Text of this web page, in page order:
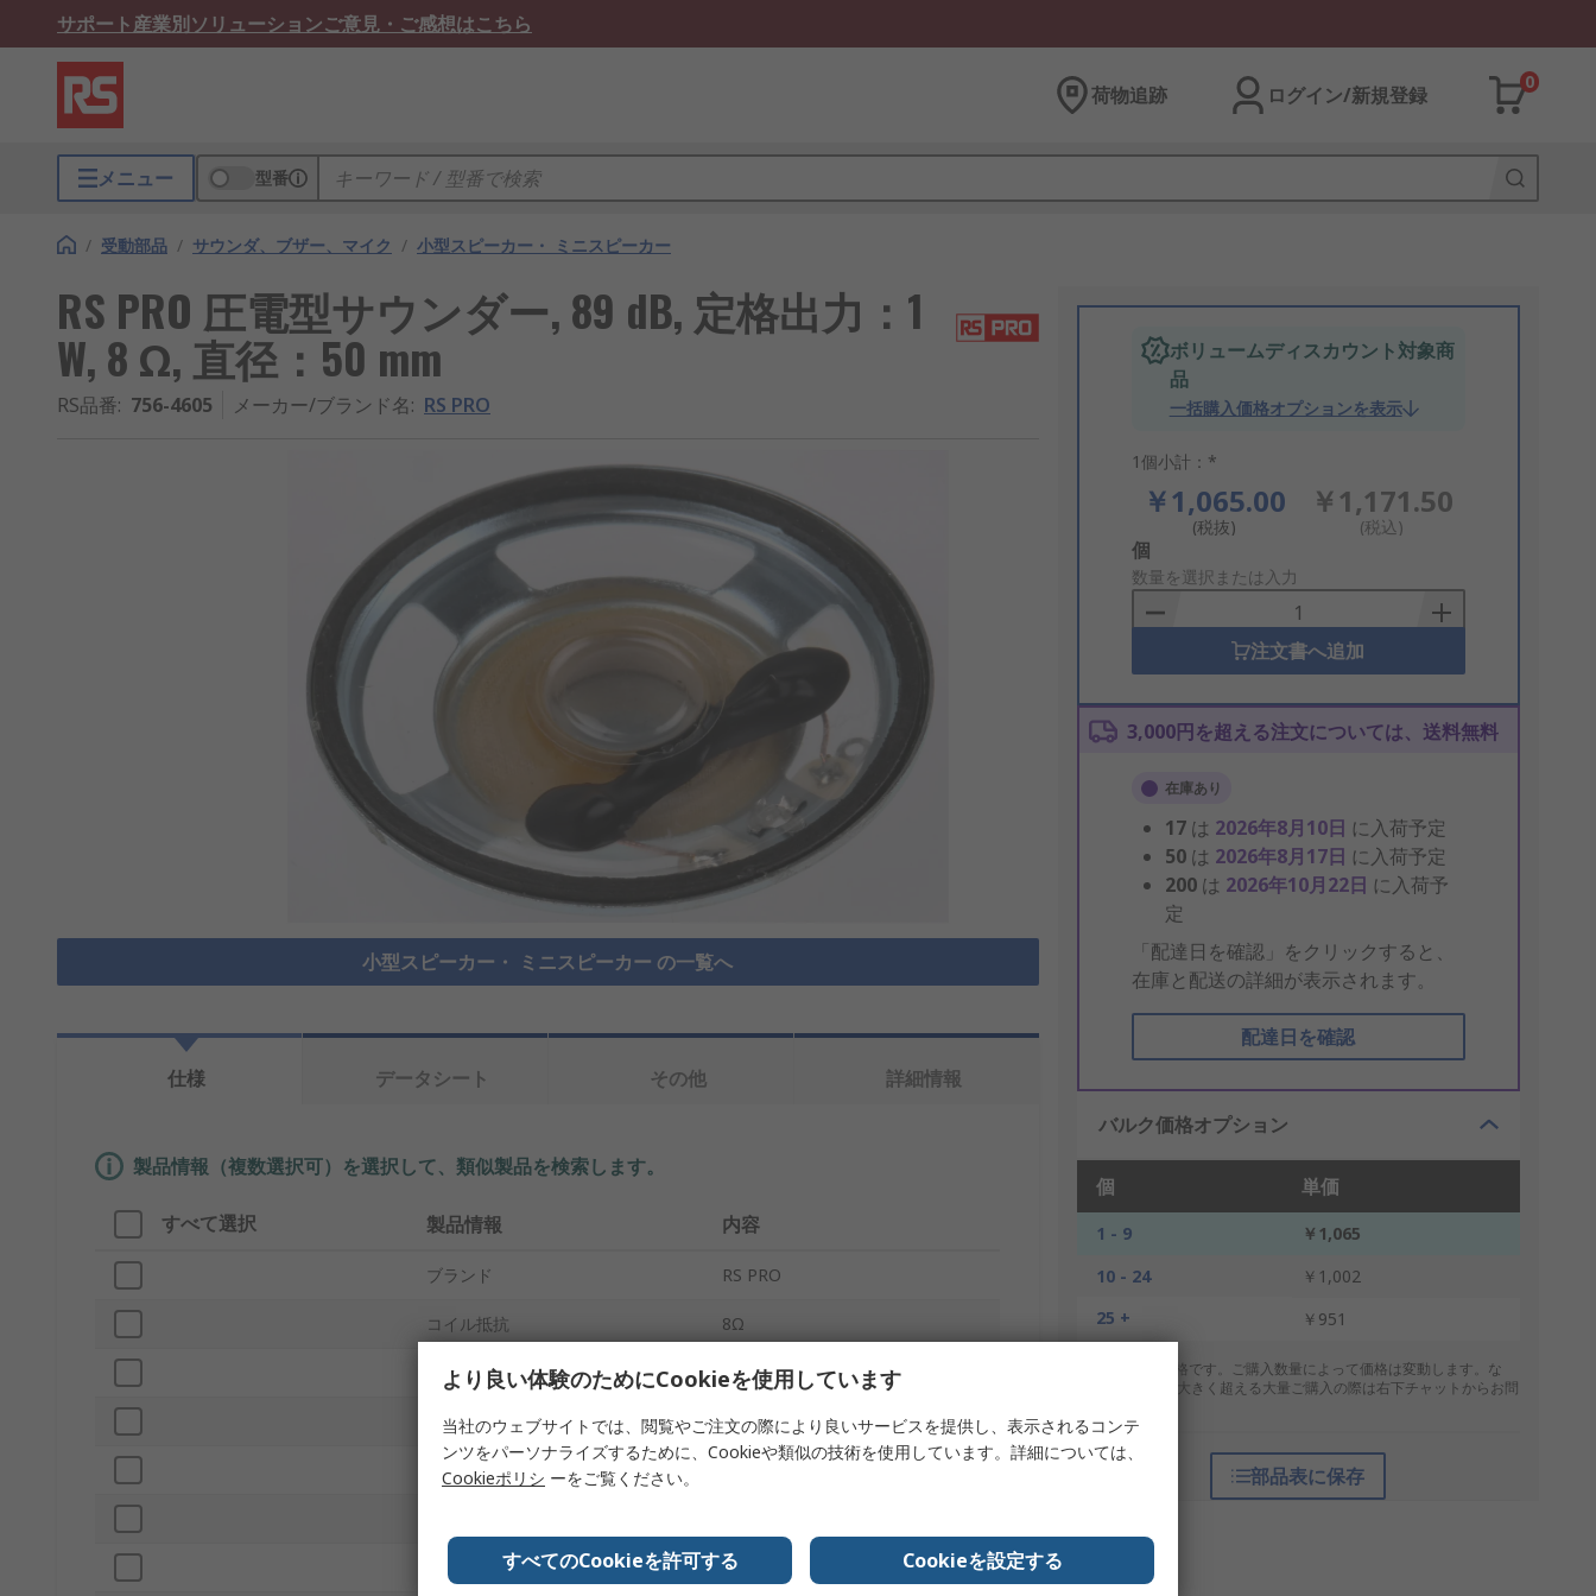
サポート産業別ソリューションご意見・ご感想はこちら
荷物追跡 ログイン/新規登録
0
メニュー 型番
/ 受動部品 / サウンダ、ブザー、マイク / 小型スピーカー・ ミニスピーカー
RS PRO 圧電型サウンダー, 89 dB, 定格出力：1
W, 8 Ω, 直径：50 mm
RS品番: 756-4605 メーカー/ブランド名: RS PRO
小型スピーカー・ ミニスピーカー の一覧へ
ボリュームディスカウント対象商
品
一括購入価格オプションを表示
1個小計：*
￥1,065.00
(税抜)
￥1,171.50
(税込)
Add
to
Basket
個
数量を選択または入力
注文書へ追加
3,000円を超える注文については、送料無料
在庫あり
17 は 2026年8月10日 に入荷予定
50 は 2026年8月17日 に入荷予定
200 は 2026年10月22日 に入荷予
定
「配達日を確認」をクリックすると、
在庫と配送の詳細が表示されます。
配達日を確認
バルク価格オプション
個 単価
1 - 9
￥1,065
10 - 24
￥1,002
25 +
￥951
* 表示は参考価格です。ご購入数量によって価格は変動します。な
お、上記数量を大きく超える大量ご購入の際は右下チャットからお問
部品表に保存
仕様 データシート その他 詳細情報
製品情報（複数選択可）を選択して、類似製品を検索します。
すべて選択 製品情報 内容
ブランド RS PRO
コイル抵抗 8Ω
プロダクトタイプ 圧電型サウンダー
サウンドレベル 89dB
サブタイプ
20000Hz
より良い体験のためにCookieを使用しています
当社のウェブサイトでは、閲覧やご注文の際により良いサービスを提供し、表示されるコンテ
ンツをパーソナライズするために、Cookieや類似の技術を使用しています。詳細については、
Cookieポリシ ーをご覧ください。
すべてのCookieを許可する Cookieを設定する